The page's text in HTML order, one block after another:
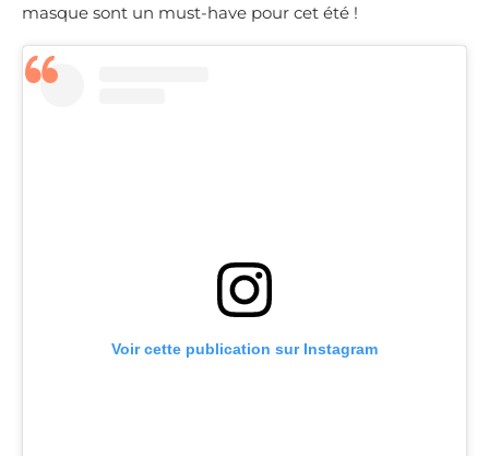
masque sont un must-have pour cet été !
Voir cette publication sur Instagram